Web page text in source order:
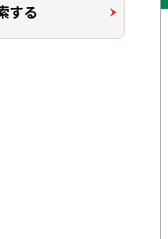
する